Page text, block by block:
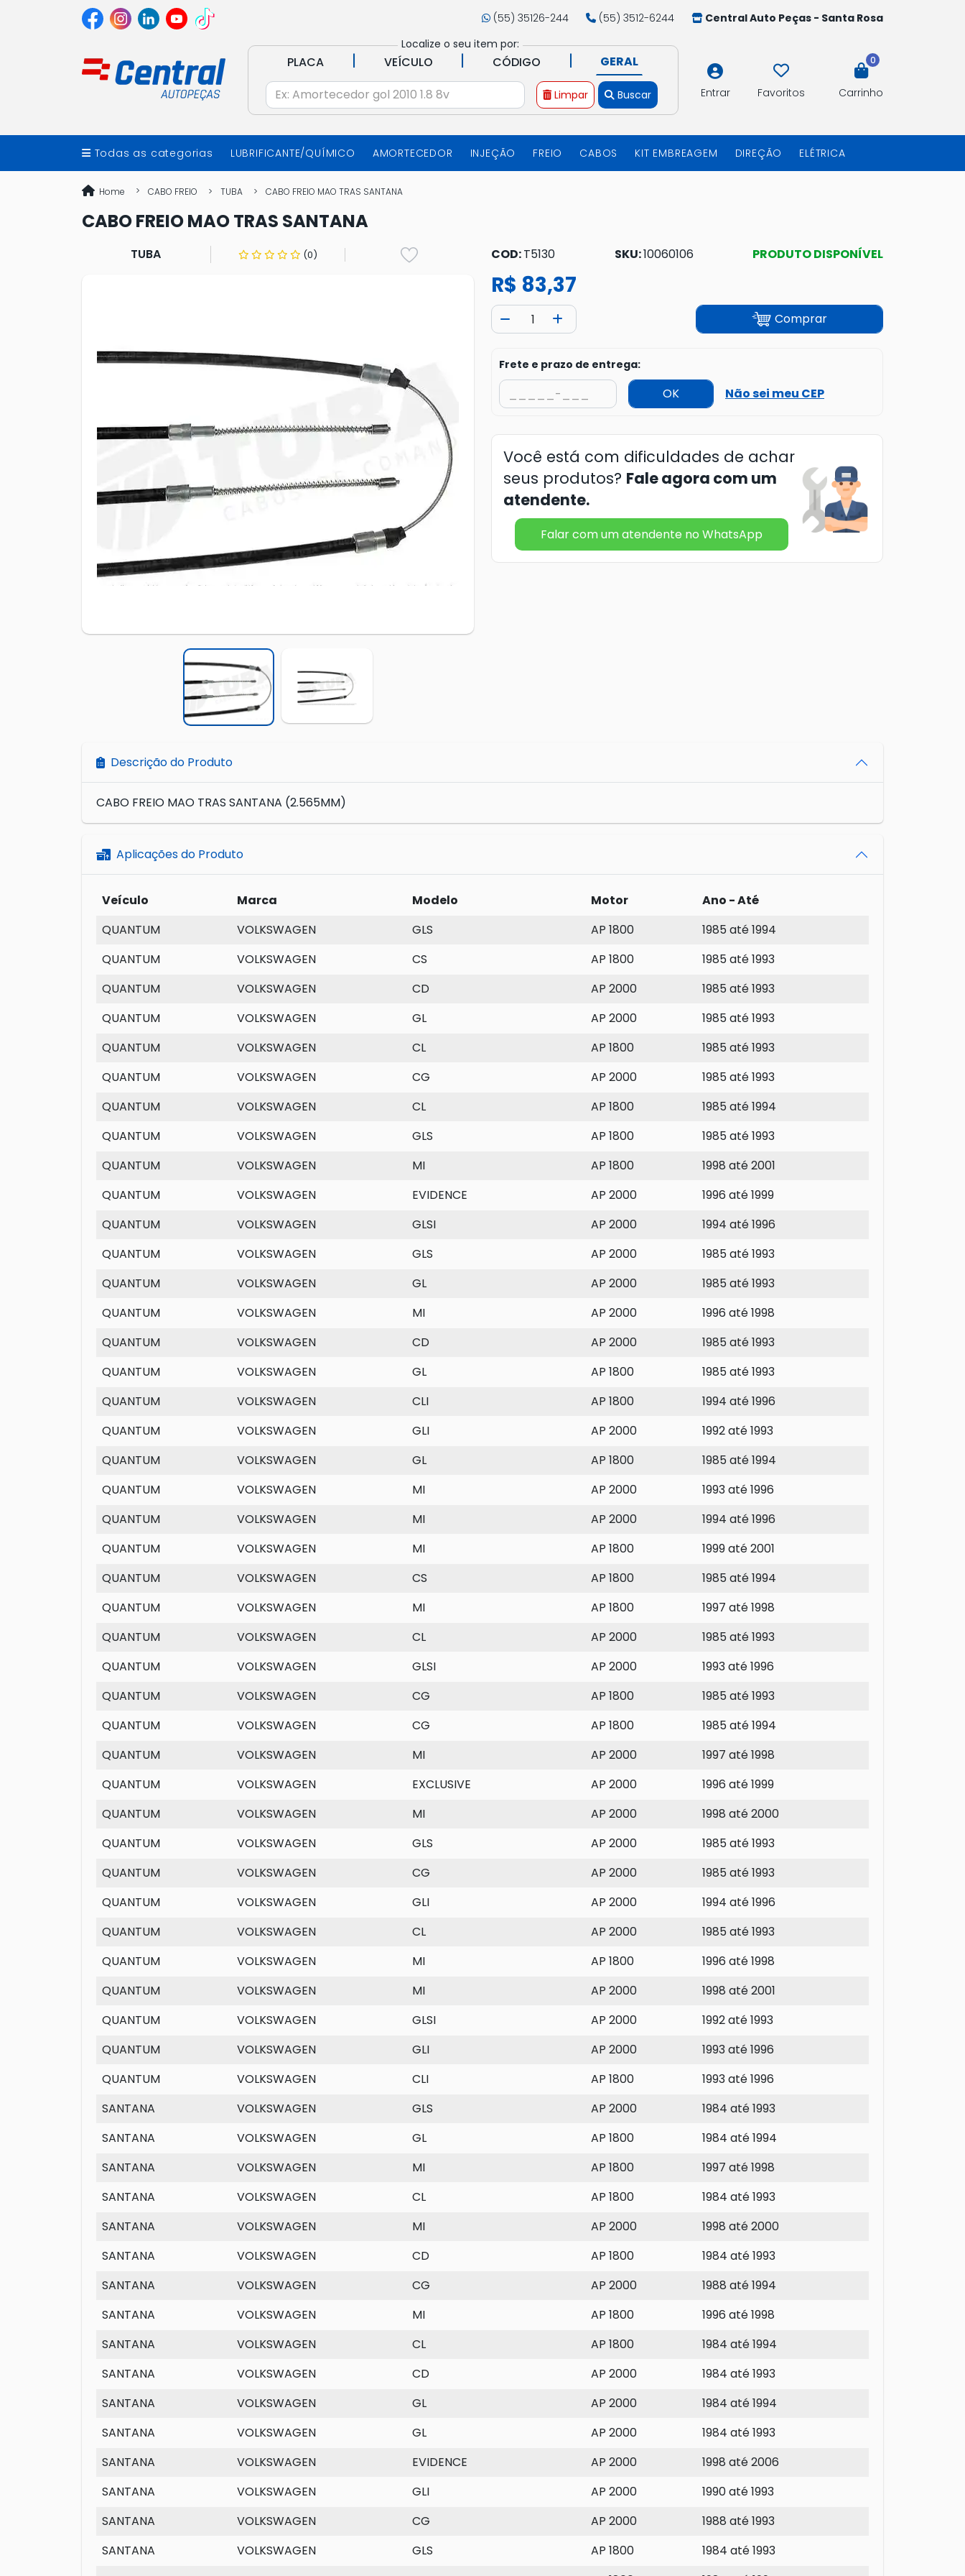
(55) 35126-244 (55) 3512-6244
Central Auto Peças - Santa Rosa
Localize o seu item por:
PLACA | VEÍCULO | CÓDIGO | GERAL
Limpar Buscar Entrar Favoritos
0
Carrinho
Todas as categorias LUBRIFICANTE/QUÍMICO AMORTECEDOR INJEÇÃO FREIO CABOS KIT EMBREAGEM DIREÇÃO ELÉTRICA
Home CABO FREIO TUBA CABO FREIO MAO TRAS SANTANA
CABO FREIO MAO TRAS SANTANA
TUBA (0) COD:T5130 SKU:10060106 PRODUTO DISPONÍVEL
R$ 83,37
Comprar
Frete e prazo de entrega:
OK Não sei meu CEP
Você está com dificuldades de achar
seus produtos? Fale agora com um
atendente.
Falar com um atendente no WhatsApp
Descrição do Produto
CABO FREIO MAO TRAS SANTANA (2.565MM)
Aplicações do Produto
Veículo Marca Modelo Motor
Ano - Até
QUANTUM
VOLKSWAGEN GLS AP 1800
1985 até 1994
QUANTUM
VOLKSWAGEN CS AP 1800
1985 até 1993
QUANTUM
VOLKSWAGEN CD AP 2000
1985 até 1993
QUANTUM
VOLKSWAGEN GL AP 2000
1985 até 1993
QUANTUM
VOLKSWAGEN CL AP 1800
1985 até 1993
QUANTUM
VOLKSWAGEN CG AP 2000
1985 até 1993
QUANTUM
VOLKSWAGEN CL AP 1800
1985 até 1994
QUANTUM
VOLKSWAGEN GLS AP 1800
1985 até 1993
QUANTUM
VOLKSWAGEN MI AP 1800
1998 até 2001
QUANTUM
VOLKSWAGEN EVIDENCE AP 2000
1996 até 1999
QUANTUM
VOLKSWAGEN GLSI AP 2000
1994 até 1996
QUANTUM
VOLKSWAGEN GLS AP 2000
1985 até 1993
QUANTUM
VOLKSWAGEN GL AP 2000
1985 até 1993
QUANTUM
VOLKSWAGEN MI AP 2000
1996 até 1998
QUANTUM
VOLKSWAGEN CD AP 2000
1985 até 1993
QUANTUM
VOLKSWAGEN GL AP 1800
1985 até 1993
QUANTUM
VOLKSWAGEN CLI AP 1800
1994 até 1996
QUANTUM
VOLKSWAGEN GLI AP 2000
1992 até 1993
QUANTUM
VOLKSWAGEN GL AP 1800
1985 até 1994
QUANTUM
VOLKSWAGEN MI AP 2000
1993 até 1996
QUANTUM
VOLKSWAGEN MI AP 2000
1994 até 1996
QUANTUM
VOLKSWAGEN MI AP 1800
1999 até 2001
QUANTUM
VOLKSWAGEN CS AP 1800
1985 até 1994
QUANTUM
VOLKSWAGEN MI AP 1800
1997 até 1998
QUANTUM
VOLKSWAGEN CL AP 2000
1985 até 1993
QUANTUM
VOLKSWAGEN GLSI AP 2000
1993 até 1996
QUANTUM
VOLKSWAGEN CG AP 1800
1985 até 1993
QUANTUM
VOLKSWAGEN CG AP 1800
1985 até 1994
QUANTUM
VOLKSWAGEN MI AP 2000
1997 até 1998
QUANTUM
VOLKSWAGEN EXCLUSIVE AP 2000
1996 até 1999
QUANTUM
VOLKSWAGEN MI AP 2000
1998 até 2000
QUANTUM
VOLKSWAGEN GLS AP 2000
1985 até 1993
QUANTUM
VOLKSWAGEN CG AP 2000
1985 até 1993
QUANTUM
VOLKSWAGEN GLI AP 2000
1994 até 1996
QUANTUM
VOLKSWAGEN CL AP 2000
1985 até 1993
QUANTUM
VOLKSWAGEN MI AP 1800
1996 até 1998
QUANTUM
VOLKSWAGEN MI AP 2000
1998 até 2001
QUANTUM
VOLKSWAGEN GLSI AP 2000
1992 até 1993
QUANTUM
VOLKSWAGEN GLI AP 2000
1993 até 1996
QUANTUM
VOLKSWAGEN CLI AP 1800
1993 até 1996
SANTANA
VOLKSWAGEN GLS AP 2000
1984 até 1993
SANTANA
VOLKSWAGEN GL AP 1800
1984 até 1994
SANTANA
VOLKSWAGEN MI AP 1800
1997 até 1998
SANTANA
VOLKSWAGEN CL AP 1800
1984 até 1993
SANTANA
VOLKSWAGEN MI AP 2000
1998 até 2000
SANTANA
VOLKSWAGEN CD AP 1800
1984 até 1993
SANTANA
VOLKSWAGEN CG AP 2000
1988 até 1994
SANTANA
VOLKSWAGEN MI AP 1800
1996 até 1998
SANTANA
VOLKSWAGEN CL AP 1800
1984 até 1994
SANTANA
VOLKSWAGEN CD AP 2000
1984 até 1993
SANTANA
VOLKSWAGEN GL AP 2000
1984 até 1994
SANTANA
VOLKSWAGEN GL AP 2000
1984 até 1993
SANTANA
VOLKSWAGEN EVIDENCE AP 2000
1998 até 2006
SANTANA
VOLKSWAGEN GLI AP 2000
1990 até 1993
SANTANA
VOLKSWAGEN CG AP 2000
1988 até 1993
SANTANA
VOLKSWAGEN GLS AP 1800
1984 até 1993